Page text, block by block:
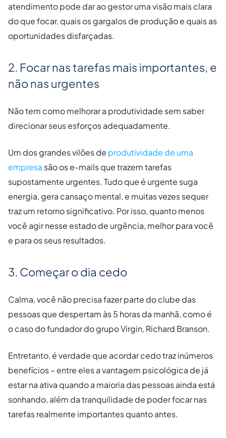
atendimento pode dar ao gestor uma visão mais clara
do que focar, quais os gargalos de produção e quais as
oportunidades disfarçadas.
2. Focar nas tarefas mais importantes, e
não nas urgentes
Não tem como melhorar a produtividade sem saber
direcionar seus esforços adequadamente.
Um dos grandes vilões de produtividade de uma
empresa são os e-mails que trazem tarefas
supostamente urgentes. Tudo que é urgente suga
energia, gera cansaço mental, e muitas vezes sequer
traz um retorno significativo. Por isso, quanto menos
você agir nesse estado de urgência, melhor para você
e para os seus resultados.
3. Começar o dia cedo
Calma, você não precisa fazer parte do clube das
pessoas que despertam às 5 horas da manhã, como é
o caso do fundador do grupo Virgin, Richard Branson.
Entretanto, é verdade que acordar cedo traz inúmeros
benefícios – entre eles a vantagem psicológica de já
estar na ativa quando a maioria das pessoas ainda está
sonhando, além da tranquilidade de poder focar nas
tarefas realmente importantes quanto antes.